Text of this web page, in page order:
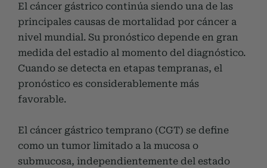
El cáncer gástrico continúa siendo una de las
principales causas de mortalidad por cáncer a
nivel mundial. Su pronóstico depende en gran
medida del estadio al momento del diagnóstico.
Cuando se detecta en etapas tempranas, el
pronóstico es considerablemente más
favorable.
El cáncer gástrico temprano (CGT) se define
como un tumor limitado a la mucosa o
submucosa, independientemente del estado